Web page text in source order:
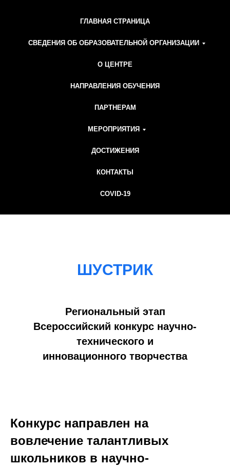
ГЛАВНАЯ СТРАНИЦА
СВЕДЕНИЯ ОБ ОБРАЗОВАТЕЛЬНОЙ ОРГАНИЗАЦИИ
О ЦЕНТРЕ
НАПРАВЛЕНИЯ ОБУЧЕНИЯ
ПАРТНЕРАМ
МЕРОПРИЯТИЯ
ДОСТИЖЕНИЯ
КОНТАКТЫ
COVID-19
ШУСТРИК
Региональный этап
Всероссийский конкурс научно-
технического и
инновационного творчества
Конкурс направлен на
вовлечение талантливых
школьников в научно-